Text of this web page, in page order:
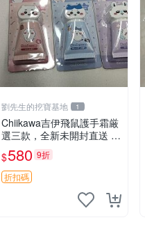
劉先生的挖寶基地 1
Chiikawa吉伊飛鼠護手霜厳
選三款，全新未開封直送 飛
鼠 護手霜 吉伊三款 新貨
$580 9折
折扣碼